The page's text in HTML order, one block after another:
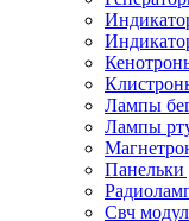
Лампы
Лампы
Панельки
Свч